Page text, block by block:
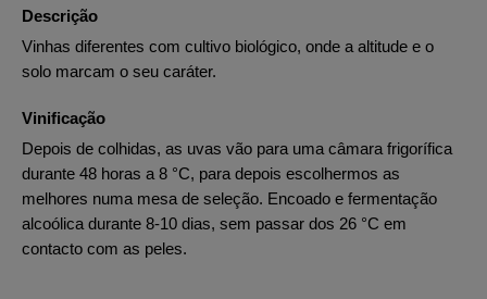
Descrição
Vinhas diferentes com cultivo biológico, onde a altitude e o
solo marcam o seu caráter.
Vinificação
Depois de colhidas, as uvas vão para uma câmara frigorífica
durante 48 horas a 8 °C, para depois escolhermos as
melhores numa mesa de seleção. Encoado e fermentação
alcoólica durante 8-10 dias, sem passar dos 26 °C em
contacto com as peles.